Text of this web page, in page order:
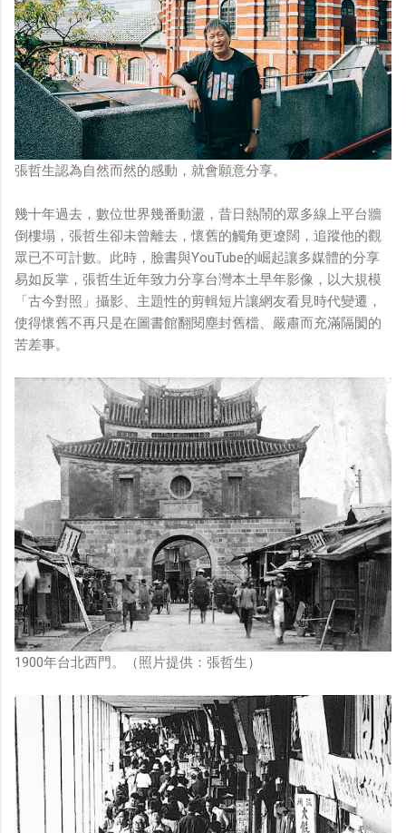
張哲生認為自然而然的感動，就會願意分享。
幾十年過去，數位世界幾番動盪，昔日熱鬧的眾多線上平台牆
倒樓塌，張哲生卻未曾離去，懷舊的觸角更遼闊，追蹤他的觀
眾已不可計數。此時，臉書與YouTube的崛起讓多媒體的分享
易如反掌，張哲生近年致力分享台灣本土早年影像，以大規模
「古今對照」攝影、主題性的剪輯短片讓網友看見時代變遷，
使得懷舊不再只是在圖書館翻閱塵封舊檔、嚴肅而充滿隔閡的
苦差事。
1900年台北西門。（照片提供：張哲生）